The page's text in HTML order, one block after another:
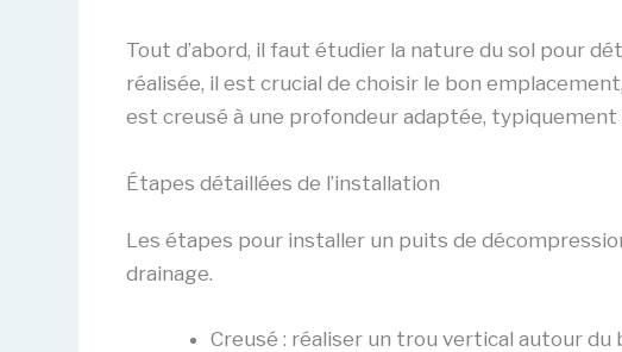
Tout d’abord, il faut étudier la nature du sol pour
réalisée, il est crucial de choisir le bon
est creusé à une profondeur adaptée,
Étapes détaillées de l’installation
Les étapes pour installer un puits de
drainage.
Creusé : réaliser un trou vertical autour du